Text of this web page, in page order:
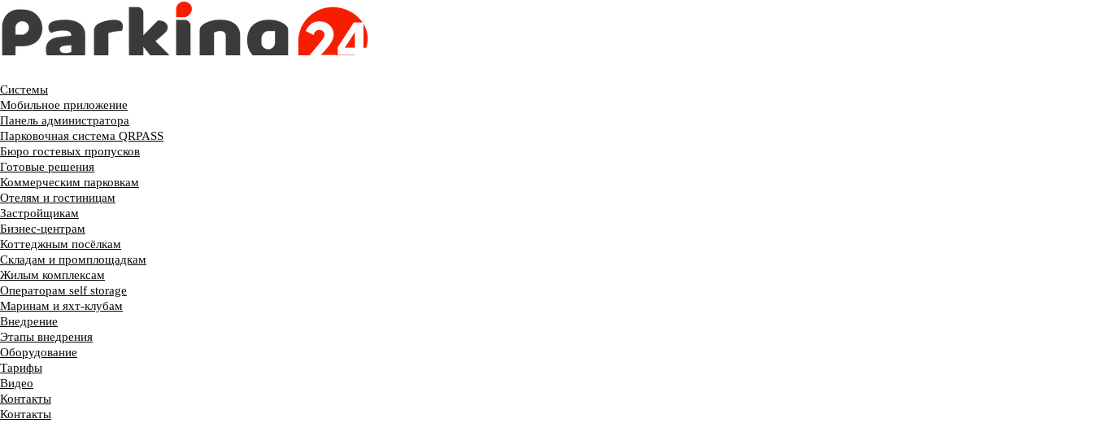
Системы
Мобильное приложение
Панель администратора
Парковочная система QRPASS
Бюро гостевых пропусков
Готовые решения
Коммерческим парковкам
Отелям и гостиницам
Застройщикам
Бизнес-центрам
Коттеджным посёлкам
Складам и промплощадкам
Жилым комплексам
Операторам self storage
Маринам и яхт-клубам
Внедрение
Этапы внедрения
Оборудование
Тарифы
Видео
Контакты
Контакты